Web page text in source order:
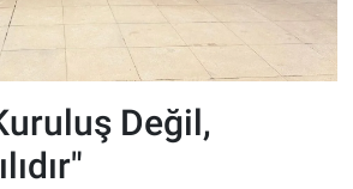
Değil,